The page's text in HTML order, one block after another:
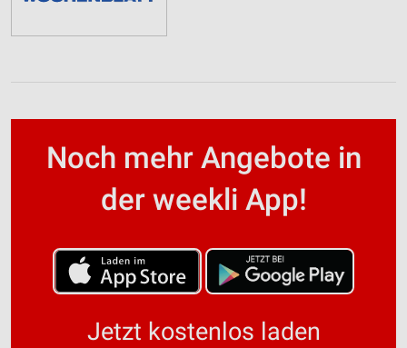
Noch mehr Angebote in
der weekli App!
Jetzt kostenlos laden